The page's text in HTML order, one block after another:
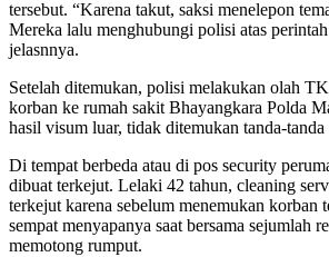
tersebut. “Karena takut, saksi menelepon
Mereka lalu menghubungi polisi atas
jelasnnya.
Setelah ditemukan, polisi melakukan olah
korban ke rumah sakit Bhayangkara Polda
hasil visum luar, tidak ditemukan tanda-tanda
Di tempat berbeda atau di pos security
dibuat terkejut. Lelaki 42 tahun, cleaning
terkejut karena sebelum menemukan korban
sempat menyapanya saat bersama sejumlah
memotong rumput.